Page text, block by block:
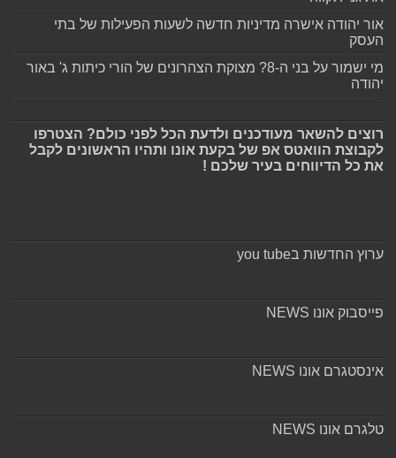
אור יהודה אישרה מדיניות חדשה לשעות הפעילות של בתי
העסק
מי ישמור על בני ה-8? מצוקת הצהרונים של הורי כיתות ג' באור
יהודה
רוצים להשאר מעודכנים ולדעת הכל לפני כולם? הצטרפו
לקבוצת הוואטס אפ של בקעת אונו ותהיו הראשונים לקבל
את כל הדיווחים בעיר שלכם !
ערוץ החדשות בyou tube
פייסבוק אונו NEWS
אינסטגרם אונו NEWS
טלגרם אונו NEWS